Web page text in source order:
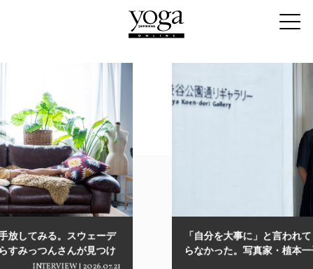
「自分を大事に」と言われても、どうすればいいかわか
らなかった。写真家・植本一子が“安心安全な場所”を見